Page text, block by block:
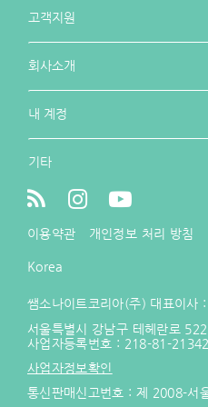
고객지원
회사소개
내 계정
기타
이용약관 개인정보 처리 방침
Korea
쌤소나이트코리아(주) 대표이사
서울특별시 강남구 테헤란로
사업자등록번호 : 218-81-21342
사업자정보확인
통신판매신고번호 : 제 2008-서